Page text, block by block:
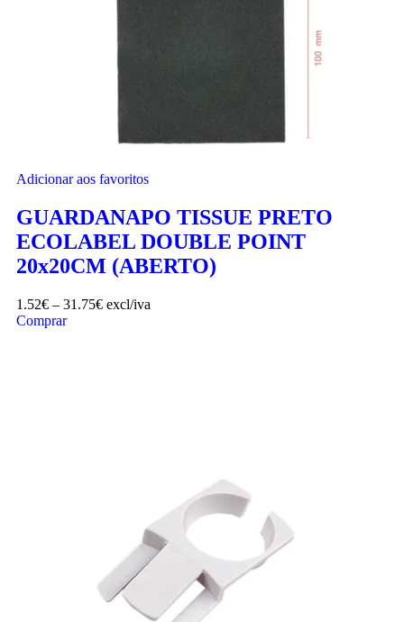
Adicionar aos favoritos
GUARDANAPO TISSUE PRETO
ECOLABEL DOUBLE POINT
20x20CM (ABERTO)
1.52€ – 31.75€ excl/iva
Comprar